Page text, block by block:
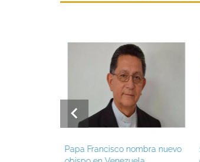
16 de julio: Fiesta de la Virgen